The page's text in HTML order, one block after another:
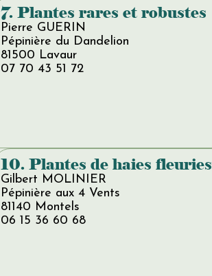
7. Plantes rares et robustes
Pierre GUERIN
Pépinière du Dandelion
81500 Lavaur
07 70 43 51 72
10. Plantes de haies fleuries
Gilbert MOLINIER
Pépinière aux 4 Vents
81140 Montels
06 15 36 60 68